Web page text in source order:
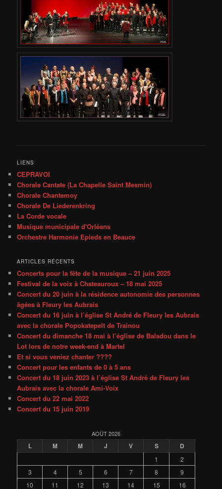
LIENS
CEPRAVOI
Chorale Cantate (La Chapelle Saint Mesmin)
Chorale Chantemoy
Chorale De Liederenkring
La Corde vocale
Musique municipale d'Orléans
Orchestre Harmonie Epieds en Beauce
ARTICLES RÉCENTS
Concerts pour la fête de la musique – 21 juin 2025
Festival de la voix à Chateauroux – 18 mai 2025
Concert du 20 juin à la résidence autonomie des personnes
âgées à Fleury les Aubrais
Concert du 16 juin à l’église St André de Fleury les Aubrais
avec la chorale Popokatepelt de Trainou
Concert du dimanche 18 mai à l’église de Baladou dans le
Lot lors de notre week-end à Martel
Et si vous veniez chanter ????
Concert pour les enfants de 0 à 5 ans
Concert du 18 juin 2023 à l’église St André de Fleury les
Aubrais avec la chorale Ami-Voix
Concert du 22 mai 2022
Concert du 15 juin 2019
AOÛT 2026
L M M J V S D
1
2
3
4 5 6 7 8
9
10
11 12 13 14 15 16